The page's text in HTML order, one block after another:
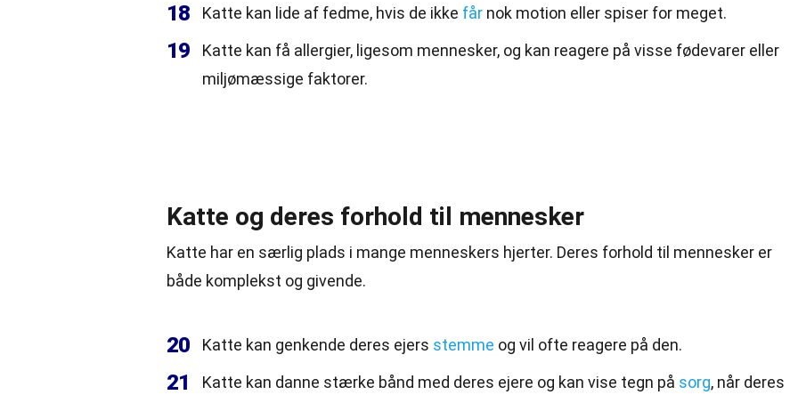
18 Katte kan lide af fedme, hvis de ikke får nok motion eller spiser for meget.
19
Katte kan få allergier, ligesom mennesker, og kan reagere på visse fødevarer eller
miljømæssige faktorer.
Katte og deres forhold til mennesker
Katte har en særlig plads i mange menneskers hjerter. Deres forhold til mennesker er
både komplekst og givende.
20 Katte kan genkende deres ejers stemme og vil ofte reagere på den.
21 Katte kan danne stærke bånd med deres ejere og kan vise tegn på sorg, når deres